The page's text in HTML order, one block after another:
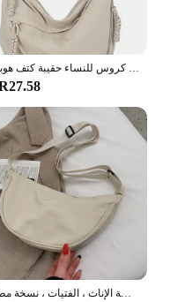
نايلون هوبوس رسول حقيبة للنساء ، تصميم بسيط ، حقائب الكتف الصغيرة ، محفظة خمر ، محفظة الإناث ، الفتيات ، نسخة مطورة